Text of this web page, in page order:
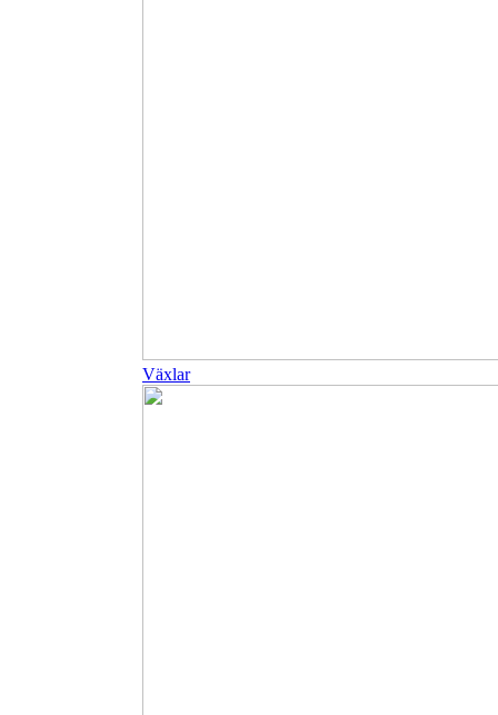
Växlar